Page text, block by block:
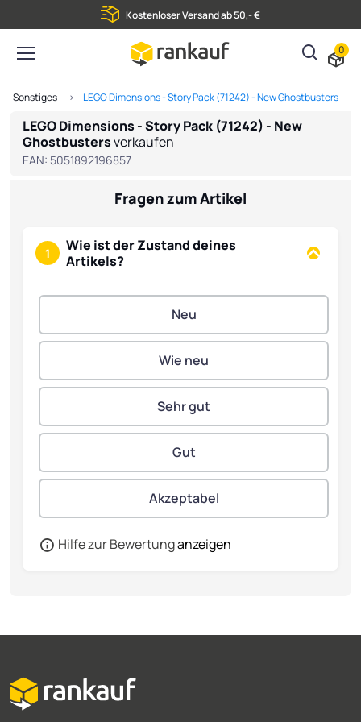
Kostenloser Versand ab 50,- €
0
Sonstiges LEGO Dimensions - Story Pack (71242) - New Ghostbusters
LEGO Dimensions - Story Pack (71242) - New
Ghostbustersverkaufen
EAN: 5051892196857
Fragen zum Artikel
1
Wie ist der Zustand deines
Artikels?
Hilfe zur Bewertunganzeigen